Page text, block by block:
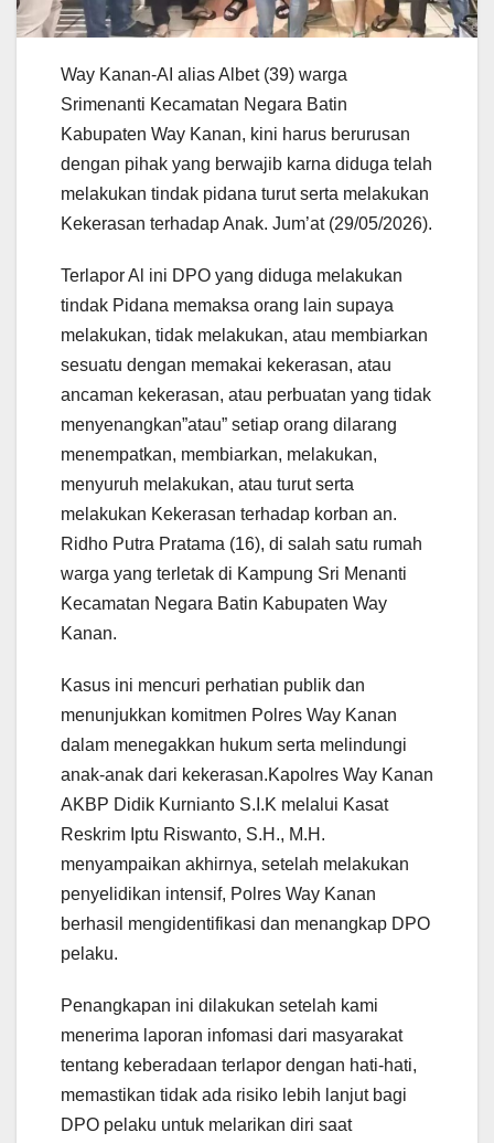
Way Kanan-AI alias Albet (39) warga
Srimenanti Kecamatan Negara Batin
Kabupaten Way Kanan, kini harus berurusan
dengan pihak yang berwajib karna diduga telah
melakukan tindak pidana turut serta melakukan
Kekerasan terhadap Anak. Jum’at (29/05/2026).
Terlapor Al ini DPO yang diduga melakukan
tindak Pidana memaksa orang lain supaya
melakukan, tidak melakukan, atau membiarkan
sesuatu dengan memakai kekerasan, atau
ancaman kekerasan, atau perbuatan yang tidak
menyenangkan”atau” setiap orang dilarang
menempatkan, membiarkan, melakukan,
menyuruh melakukan, atau turut serta
melakukan Kekerasan terhadap korban an.
Ridho Putra Pratama (16), di salah satu rumah
warga yang terletak di Kampung Sri Menanti
Kecamatan Negara Batin Kabupaten Way
Kanan.
Kasus ini mencuri perhatian publik dan
menunjukkan komitmen Polres Way Kanan
dalam menegakkan hukum serta melindungi
anak-anak dari kekerasan.Kapolres Way Kanan
AKBP Didik Kurnianto S.I.K melalui Kasat
Reskrim Iptu Riswanto, S.H., M.H.
menyampaikan akhirnya, setelah melakukan
penyelidikan intensif, Polres Way Kanan
berhasil mengidentifikasi dan menangkap DPO
pelaku.
Penangkapan ini dilakukan setelah kami
menerima laporan infomasi dari masyarakat
tentang keberadaan terlapor dengan hati-hati,
memastikan tidak ada risiko lebih lanjut bagi
DPO pelaku untuk melarikan diri saat